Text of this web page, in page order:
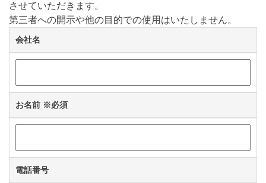
させていただきます。
第三者への開示や他の目的での使用はいたしません。
会社名
お名前 ※必須
電話番号